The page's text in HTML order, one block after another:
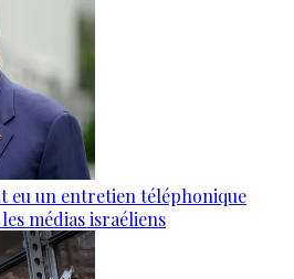
eu un entretien téléphonique
médias israéliens